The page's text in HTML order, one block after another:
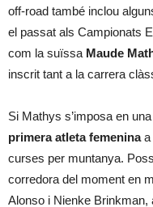
off-road també inclou
el passat als Campionats
com la suïssa Maude
inscrit tant a la carrera
Si Mathys s’imposa en
primera atleta femeninaa
curses per muntanya.
corredora del moment en
Alonso i Nienke